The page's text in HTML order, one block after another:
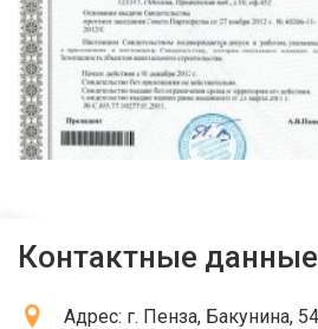
Контактные данные
Адрес: г. Пенза, Бакунина, 54